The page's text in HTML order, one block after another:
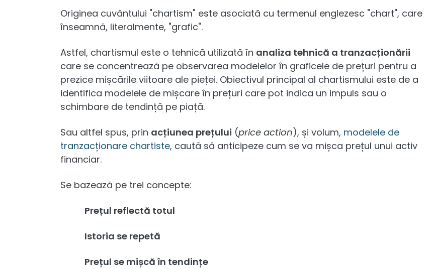
Originea cuvântului "chartism" este asociată cu termenul englezesc "chart", care
înseamnă, literalmente, "grafic".
Astfel, chartismul este o tehnică utilizată în analiza tehnică a tranzacționării
care se concentrează pe observarea modelelor în graficele de prețuri pentru a
prezice mișcările viitoare ale pieței. Obiectivul principal al chartismului este de a
identifica modelele de mișcare în prețuri care pot indica un impuls sau o
schimbare de tendință pe piață.
Sau altfel spus, prin acțiunea prețului (price action), și volum, modelele de
tranzacționare chartiste, caută să anticipeze cum se va mișca prețul unui activ
financiar.
Se bazează pe trei concepte:
Prețul reflectă totul
Istoria se repetă
Prețul se mișcă în tendințe